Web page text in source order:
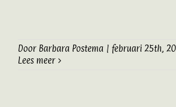
Contact
Door Barbara Postema | februari 25th,
Lees meer